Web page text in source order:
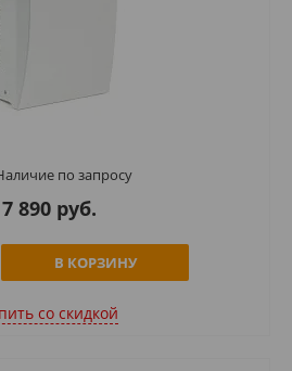
по запросу
7 890 руб.
В КОРЗИНУ
cо скидкой